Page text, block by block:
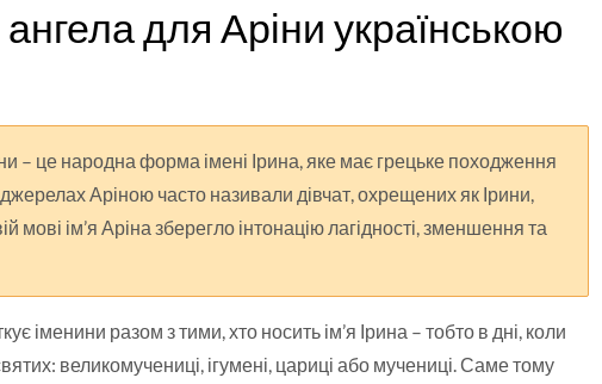
для Аріни українською
– це народна форма імені Ірина, яке має грецьке походження
Аріною часто називали дівчат, охрещених як Ірини,
мові ім’я Аріна зберегло інтонацію лагідності, зменшення та
іменини разом з тими, хто носить ім’я Ірина – тобто в дні, коли
великомучениці, ігумені, цариці або мучениці. Саме тому